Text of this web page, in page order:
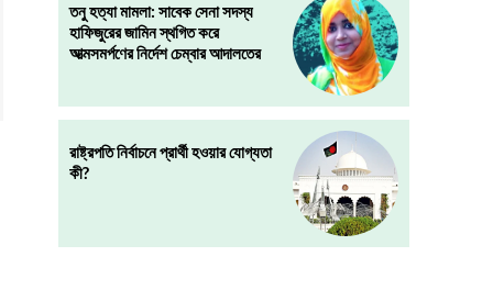
তনু হত্যা মামলা: সাবেক সেনা সদস্য
হাফিজুরের জামিন স্থগিত করে
আত্মসমর্পণের নির্দেশ চেম্বার আদালতের
রাষ্ট্রপতি নির্বাচনে প্রার্থী হওয়ার যোগ্যতা
কী?